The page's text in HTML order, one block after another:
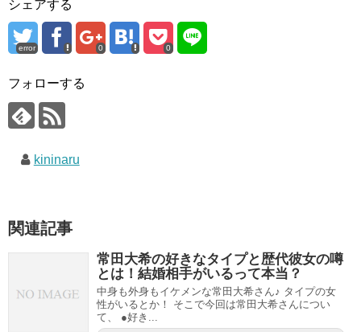
シェアする
error 0 0
フォローする
kininaru
関連記事
常田大希の好きなタイプと歴代彼女の噂
とは！結婚相手がいるって本当？
中身も外身もイケメンな常田大希さん♪ タイプの女
性がいるとか！ そこで今回は常田大希さんについ
て、 ●好き...